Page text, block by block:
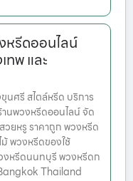
รีดออนไลน์
ทพ และ
ศรี สไตล์หรีด บริการ
นพวงหรีดออนไลน์ จัด
ยหรู ราคาถูก พวงหรีด
พวงหรีดของใช้
งหรีดนนทบุรี พวงหรีดก
Thailand